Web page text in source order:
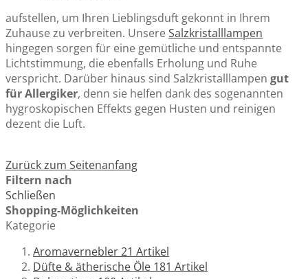
aufstellen, um Ihren Lieblingsduft gekonnt in Ihrem
Zuhause zu verbreiten. UnsereSalzkristalllampen
hingegen sorgen für eine gemütliche und entspannte
Lichtstimmung, die ebenfalls Erholung und Ruhe
verspricht. Darüber hinaus sind Salzkristalllampen gut
für Allergiker, denn sie helfen dank des sogenannten
hygroskopischen Effekts gegen Husten und reinigen
dezent die Luft.
Zurück zum Seitenanfang
Filtern nach
Schließen
Shopping-Möglichkeiten
Kategorie
Aromavernebler21 Artikel
Düfte & ätherische Öle 181 Artikel